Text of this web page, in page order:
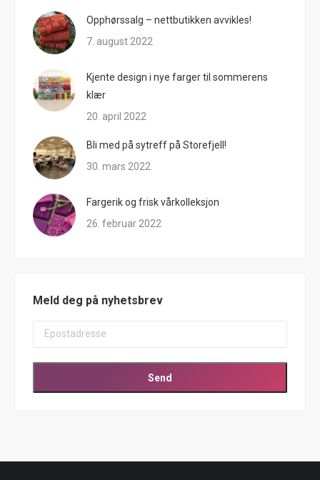
Opphørssalg – nettbutikken avvikles!
7. august 2022
Kjente design i nye farger til sommerens
klær
20. april 2022
Bli med på sytreff på Storefjell!
30. mars 2022
Fargerik og frisk vårkolleksjon
26. februar 2022
Meld deg på nyhetsbrev